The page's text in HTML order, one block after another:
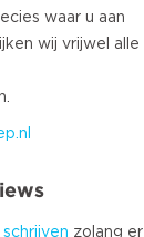
waar u aan
wij vrijwel alle
schrijven zolang er